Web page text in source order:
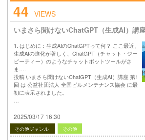
44 VIEWS
いまさら聞けないChatGPT（生成AI）講
1. はじめに：生成AIのChatGPTって何？ ここ最近、
生成AIの進化が著しく、ChatGPT（チャット・ジー
ピーティー）のようなチャットボットツールがさ
ま….
投稿 いまさら聞けないChatGPT（生成AI）講座 第1
回 は 公益社団法人 全国ビルメンテナンス協会 に最
初に表示されました。
2025/03/17 16:30
その他ジャンル その他